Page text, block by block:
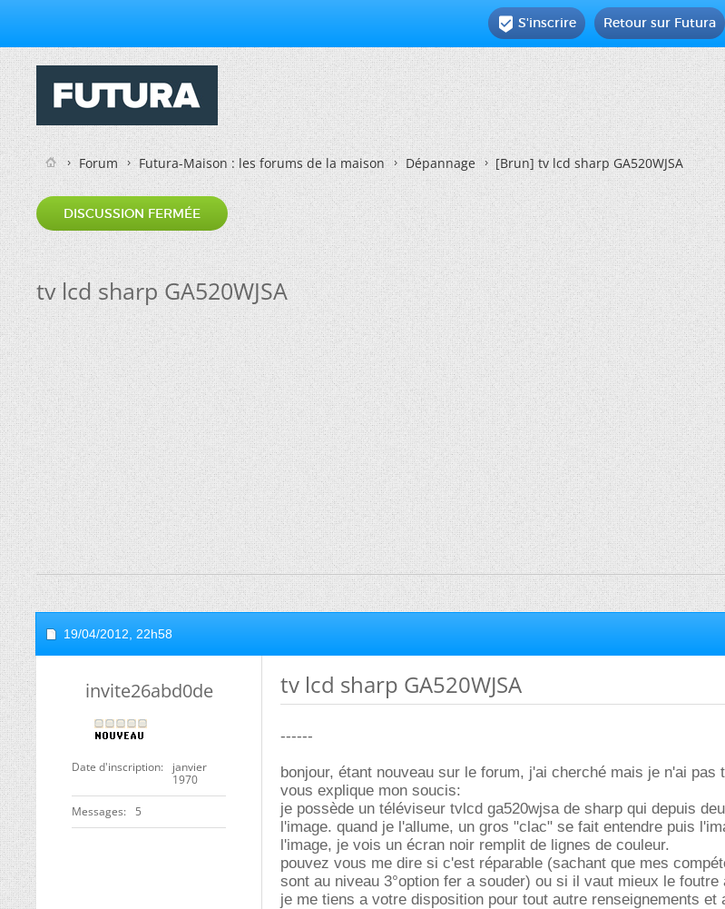
Retour sur Futura
 S'inscrire
Forum Futura-Maison : les forums de la maison Dépannage [Brun]tv lcd sharp GA520WJSA
DISCUSSION FERMÉE
tv lcd sharp GA520WJSA
19/04/2012, 22h58
invite26abd0de
Date d'inscription
janvier
1970
Messages 5
tv lcd sharp GA520WJSA
------
bonjour, étant nouveau sur le forum, j'ai cherché mais je n'ai pas
vous explique mon soucis:
je possède un téléviseur tvlcd ga520wjsa de sharp qui depuis
l'image. quand je l'allume, un gros "clac" se fait entendre puis
l'image, je vois un écran noir remplit de lignes de couleur.
pouvez vous me dire si c'est réparable (sachant que mes
sont au niveau 3°option fer a souder) ou si il vaut mieux le foutre
je me tiens a votre disposition pour tout autre renseignements et